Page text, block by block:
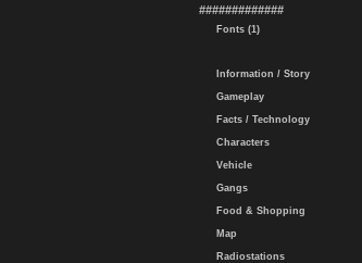
#############
Fonts (1)
Information / Story
Gameplay
Facts / Technology
Characters
Vehicle
Gangs
Food & Shopping
Map
Radiostations